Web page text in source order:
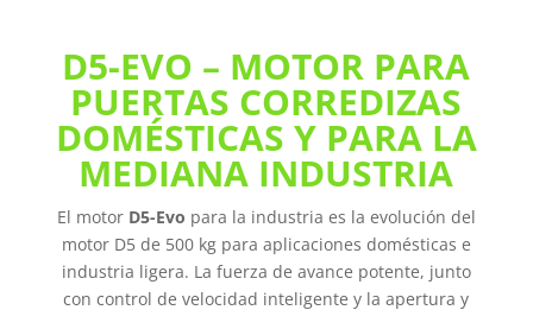
D5-EVO – MOTOR PARA
PUERTAS CORREDIZAS
DOMÉSTICAS Y PARA LA
MEDIANA INDUSTRIA
El motor D5-Evo para la industria es la evolución del
motor D5 de 500 kg para aplicaciones domésticas e
industria ligera. La fuerza de avance potente, junto
con control de velocidad inteligente y la apertura y